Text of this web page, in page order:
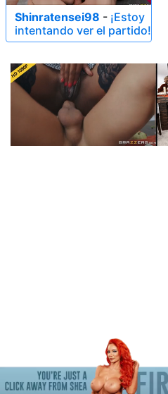
Shinratensei98 - ¡Estoy
intentando ver el partido!